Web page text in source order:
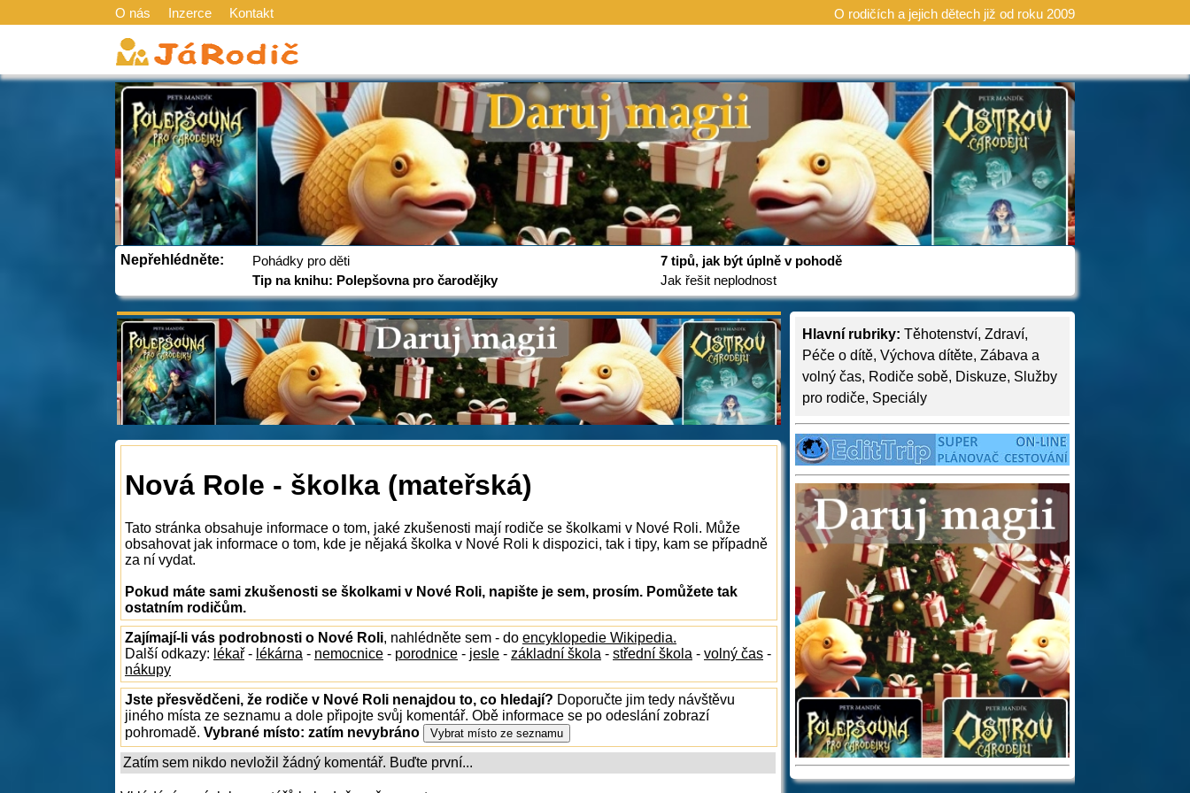
O nás Inzerce Kontakt O rodičích a jejich dětech již od roku 2009
Nepřehlédněte:
Pohádky pro děti
Tip na knihu: Polepšovna pro čarodějky
7 tipů, jak být úplně v pohodě
Jak řešit neplodnost
Hlavní rubriky: Těhotenství, Zdraví,
Péče o dítě, Výchova dítěte, Zábava a
volný čas, Rodiče sobě, Diskuze, Služby
pro rodiče, Speciály
Nová Role - školka (mateřská)
Tato stránka obsahuje informace o tom, jaké zkušenosti mají rodiče se školkami v Nové Roli. Může
obsahovat jak informace o tom, kde je nějaká školka v Nové Roli k dispozici, tak i tipy, kam se případně
za ní vydat.
Pokud máte sami zkušenosti se školkami v Nové Roli, napište je sem, prosím. Pomůžete tak
ostatním rodičům.
Zajímají-li vás podrobnosti o Nové Roli, nahlédněte sem - do encyklopedie Wikipedia.
Další odkazy: lékař - lékárna - nemocnice - porodnice - jesle - základní škola - střední škola - volný čas -
nákupy
Jste přesvědčeni, že rodiče v Nové Roli nenajdou to, co hledají? Doporučte jim tedy návštěvu
jiného místa ze seznamu a dole připojte svůj komentář. Obě informace se po odeslání zobrazí
pohromadě. Vybrané místo: zatím nevybráno
Zatím sem nikdo nevložil žádný komentář. Buďte první...